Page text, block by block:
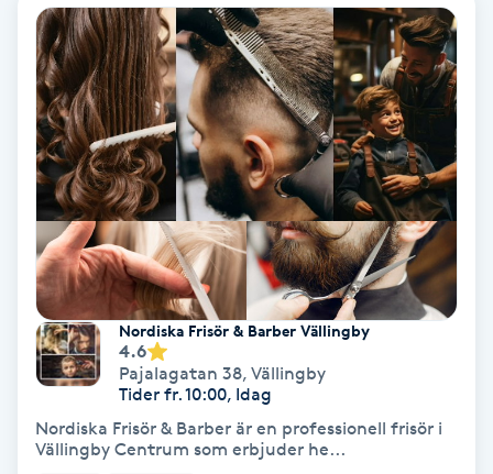
Volymfransar
Vårtor
Yin Yoga
Yoga
Yoga Nidra
Yogamassage
Zonterapi
Nordiska Frisör & Barber Vällingby
4.6
Pajalagatan 38, Vällingby
Tider fr. 10:00, Idag
Nordiska Frisör & Barber är en professionell frisör i
Vällingby Centrum som erbjuder he...